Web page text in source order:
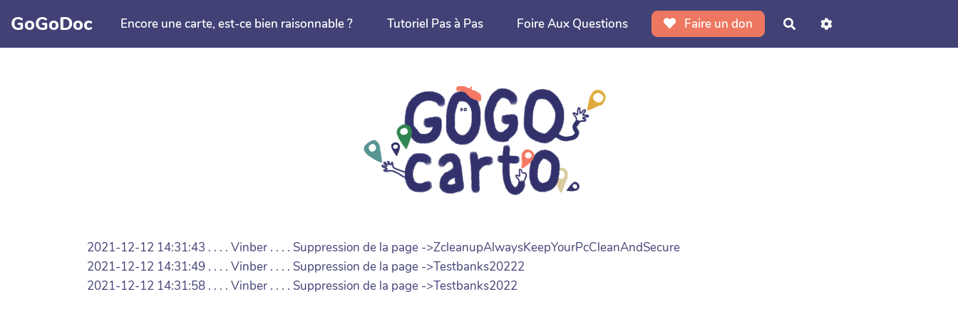
Aller au contenu principal
GoGoDoc Encore une carte, est-ce bien raisonnable ? Tutoriel Pas à Pas Foire Aux Questions Faire un don Rechercher
2021-12-12 14:31:43 . . . . Vinber . . . . Suppression de la page ->ZcleanupAlwaysKeepYourPcCleanAndSecure
2021-12-12 14:31:49 . . . . Vinber . . . . Suppression de la page ->Testbanks20222
2021-12-12 14:31:58 . . . . Vinber . . . . Suppression de la page ->Testbanks2022